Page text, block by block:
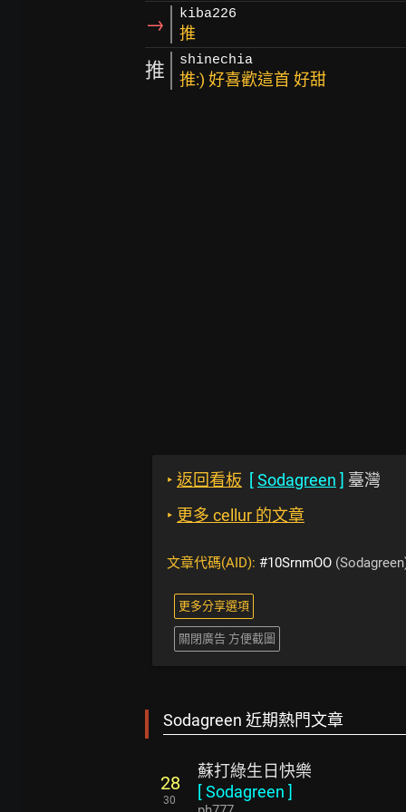
→ kiba226
推
推 shinechia
推:) 好喜歡這首 好甜
‣ 返回看板 [Sodagreen ] 臺灣
‣ 更多 cellur 的文章
文章代碼(AID): #10SrnmOO
更多分享選項
關閉廣告 方便截圖
Sodagreen 近期熱門文章
28
30
蘇打綠生日快樂
[Sodagreen ]